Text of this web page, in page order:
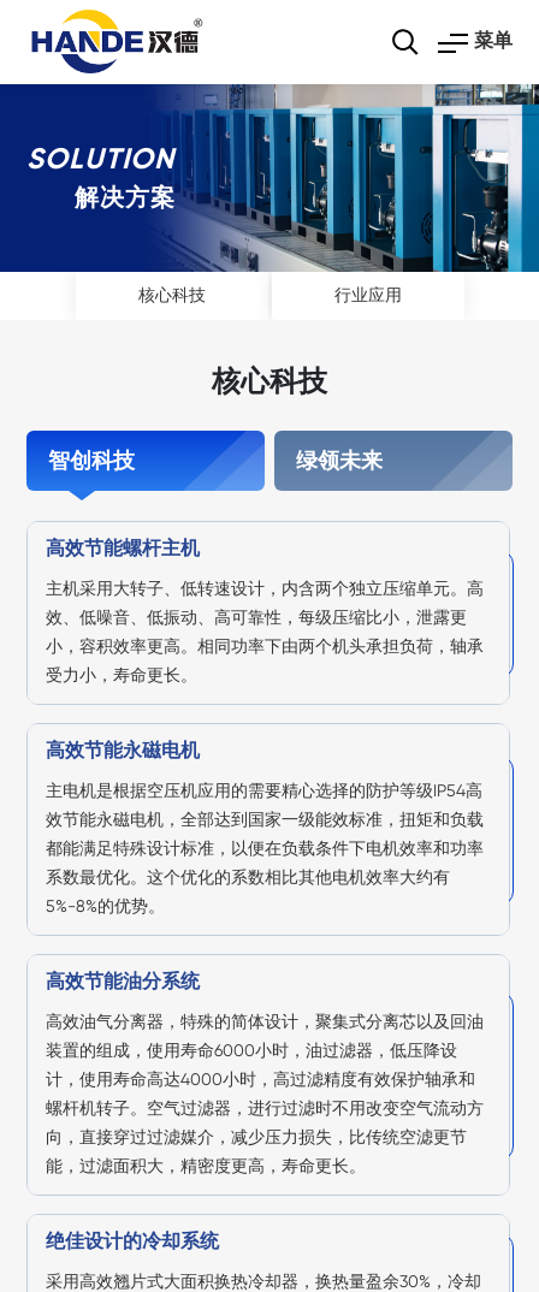
菜单
SOLUTION
解决方案
核心科技 行业应用
核心科技
智创科技 绿领未来
高效节能螺杆主机
主机采用大转子、低转速设计，内含两个独立压缩单元。高
效、低噪音、低振动、高可靠性，每级压缩比小，泄露更
小，容积效率更高。相同功率下由两个机头承担负荷，轴承
受力小，寿命更长。
高效节能永磁电机
主电机是根据空压机应用的需要精心选择的防护等级IP54高
效节能永磁电机，全部达到国家一级能效标准，扭矩和负载
都能满足特殊设计标准，以便在负载条件下电机效率和功率
系数最优化。这个优化的系数相比其他电机效率大约有
5%-8%的优势。
高效节能油分系统
高效油气分离器，特殊的简体设计，聚集式分离芯以及回油
装置的组成，使用寿命6000小时，油过滤器，低压降设
计，使用寿命高达4000小时，高过滤精度有效保护轴承和
螺杆机转子。空气过滤器，进行过滤时不用改变空气流动方
向，直接穿过过滤媒介，减少压力损失，比传统空滤更节
能，过滤面积大，精密度更高，寿命更长。
绝佳设计的冷却系统
采用高效翘片式大面积换热冷却器，换热量盈余30%，冷却